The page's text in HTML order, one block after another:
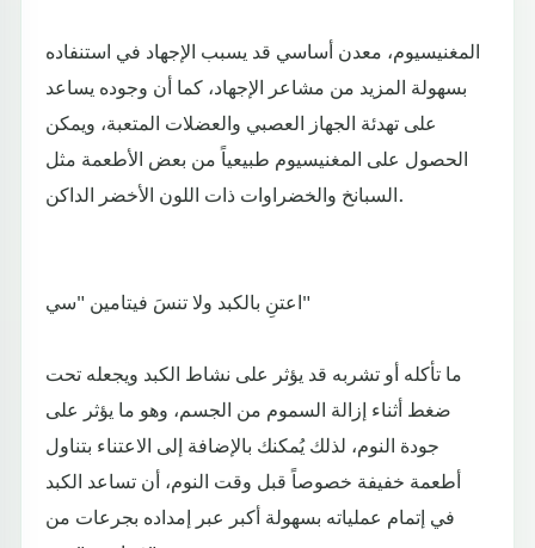
المغنيسيوم، معدن أساسي قد يسبب الإجهاد في استنفاده
بسهولة المزيد من مشاعر الإجهاد، كما أن وجوده يساعد
على تهدئة الجهاز العصبي والعضلات المتعبة، ويمكن
الحصول على المغنيسيوم طبيعياً من بعض الأطعمة مثل
السبانخ والخضراوات ذات اللون الأخضر الداكن.
اعتنِ بالكبد ولا تنسَ فيتامين "سي"
ما تأكله أو تشربه قد يؤثر على نشاط الكبد ويجعله تحت
ضغط أثناء إزالة السموم من الجسم، وهو ما يؤثر على
جودة النوم، لذلك يُمكنك بالإضافة إلى الاعتناء بتناول
أطعمة خفيفة خصوصاً قبل وقت النوم، أن تساعد الكبد
في إتمام عملياته بسهولة أكبر عبر إمداده بجرعات من